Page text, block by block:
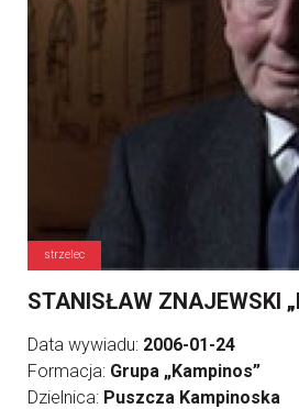
strzelec
STANISŁAW ZNAJEWSKI
Data wywiadu: 2006-01-24
Formacja: Grupa „Kampinos”
Dzielnica: Puszcza Kampinoska